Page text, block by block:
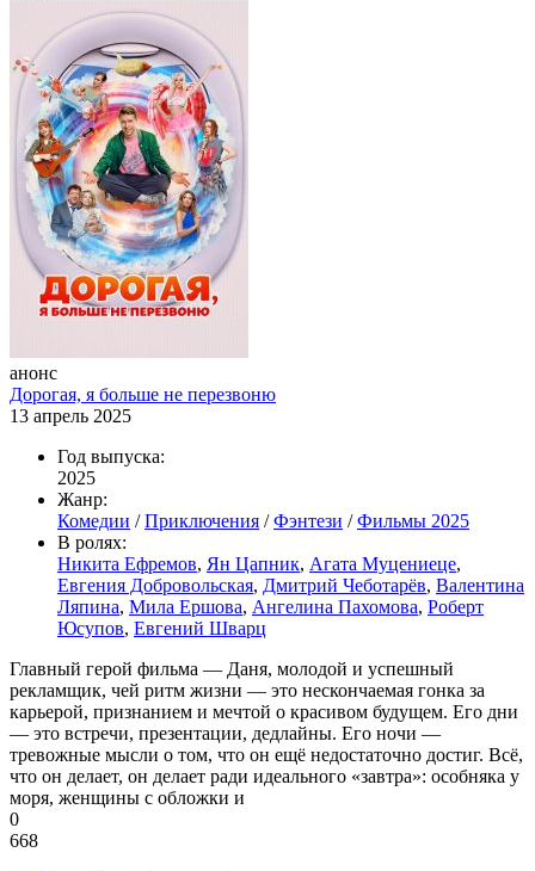
анонс
Дорогая, я больше не перезвоню
13 апрель 2025
Год выпуска:
2025
Жанр:
Комедии /Приключения /Фэнтези /Фильмы 2025
В ролях:
Никита Ефремов, Ян Цапник, Агата Муцениеце,
Евгения Добровольская, Дмитрий Чеботарёв, Валентина
Ляпина, Мила Ершова, Ангелина Пахомова, Роберт
Юсупов, Евгений Шварц
Главный герой фильма — Даня, молодой и успешный
рекламщик, чей ритм жизни — это нескончаемая гонка за
карьерой, признанием и мечтой о красивом будущем. Его дни
— это встречи, презентации, дедлайны. Его ночи —
тревожные мысли о том, что он ещё недостаточно достиг. Всё,
что он делает, он делает ради идеального «завтра»: особняка у
моря, женщины с обложки и
0
668